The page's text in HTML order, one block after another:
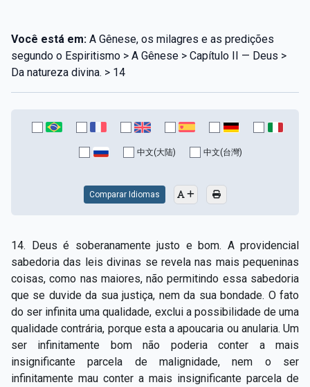
Você está em: A Gênese, os milagres e as predições
segundo o Espiritismo > A Gênese > Capítulo II — Deus >
Da natureza divina. > 14
中文(大陆) 中文(台灣)
Comparar Idiomas
14. Deus é soberanamente justo e bom. A providencial
sabedoria das leis divinas se revela nas mais pequeninas
coisas, como nas maiores, não permitindo essa sabedoria
que se duvide da sua justiça, nem da sua bondade. O fato
do ser infinita uma qualidade, exclui a possibilidade de uma
qualidade contrária, porque esta a apoucaria ou anularia. Um
ser infinitamente bom não poderia conter a mais
insignificante parcela de malignidade, nem o ser
infinitamente mau conter a mais insignificante parcela de